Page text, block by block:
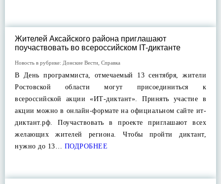
Жителей Аксайского района приглашают
поучаствовать во всероссийском IT-диктанте
Новость в рубрике: Донские Вести Справка
В День программиста, отмечаемый 13 сентября, жители
Ростовской области могут присоединиться к
всероссийской акции «ИТ-диктант». Принять участие в
акции можно в онлайн-формате на официальном сайте ит-
диктант.рф. Поучаствовать в проекте приглашают всех
желающих жителей региона. Чтобы пройти диктант,
нужно до 13… ПОДРОБНЕЕ